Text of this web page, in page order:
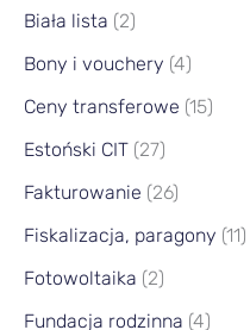
Biała lista (2)
Bony i vouchery (4)
Ceny transferowe (15)
Estoński CIT (27)
Fakturowanie (26)
Fiskalizacja, paragony (11)
Fotowoltaika (2)
Fundacja rodzinna (4)